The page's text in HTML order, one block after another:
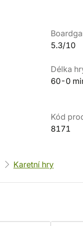
5.3/10
Délka
60-0
Kód
8171
Karetní hry